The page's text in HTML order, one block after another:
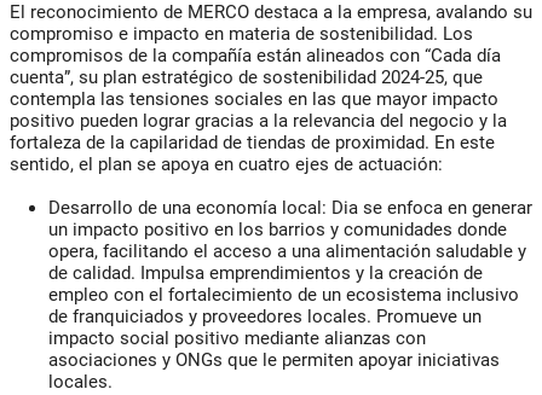
El reconocimiento de MERCO destaca a la empresa, avalando su
compromiso e impacto en materia de sostenibilidad. Los
compromisos de la compañía están alineados con “Cada día
cuenta”, su plan estratégico de sostenibilidad 2024-25, que
contempla las tensiones sociales en las que mayor impacto
positivo pueden lograr gracias a la relevancia del negocio y la
fortaleza de la capilaridad de tiendas de proximidad. En este
sentido, el plan se apoya en cuatro ejes de actuación:
Desarrollo de una economía local: Dia se enfoca en generar
un impacto positivo en los barrios y comunidades donde
opera, facilitando el acceso a una alimentación saludable y
de calidad. Impulsa emprendimientos y la creación de
empleo con el fortalecimiento de un ecosistema inclusivo
de franquiciados y proveedores locales. Promueve un
impacto social positivo mediante alianzas con
asociaciones y ONGs que le permiten apoyar iniciativas
locales.